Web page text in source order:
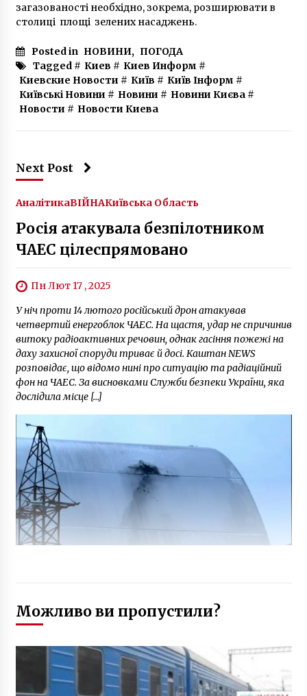
загазованості необхідно, зокрема, розширювати в
столиці площі зелених насаджень.
Posted in НОВИНИ, ПОГОДА
Tagged # Киев # Киев Информ #
Киевские Новости # Київ # Київ Інформ #
Київські Новини # Новини # Новини Києва#
Новости # Новости Киева
Next Post
АналітикаВІЙНАКиївська Область
Росія атакувала безпілотником
ЧАЕС цілеспрямовано
Пн Лют 17 , 2025
У ніч проти 14 лютого російський дрон атакував
четвертий енергоблок ЧАЕС. На щастя, удар не спричинив
витоку радіоактивних речовин, однак гасіння пожежі на
даху захисної споруди триває й досі. Каштан NEWS
розповідає, що відомо нині про ситуацію та радіаційний
фон на ЧАЕС. За висновками Служби безпеки України, яка
дослідила місце […]
Можливо ви пропустили?